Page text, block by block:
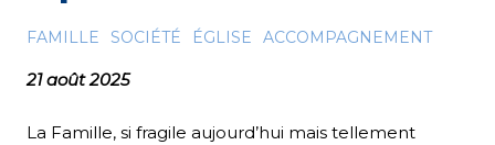
FAMILLE SOCIÉTÉ ÉGLISE ACCOMPAGNEMENT
21 août 2025
La Famille, si fragile aujourd’hui mais tellement